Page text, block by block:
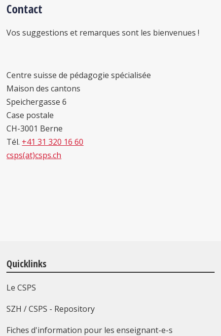
Contact
Vos suggestions et remarques sont les bienvenues !
Centre suisse de pédagogie spécialisée
Maison des cantons
Speichergasse 6
Case postale
CH-3001 Berne
Tél. +41 31 320 16 60
csps(at)csps.ch
Quicklinks
Le CSPS
SZH / CSPS - Repository
Fiches d'information pour les enseignant-e-s